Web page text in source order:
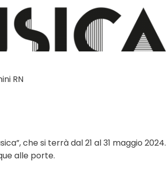
RN
che si terrà dal 21 al 31 maggio 2024.
alle porte.